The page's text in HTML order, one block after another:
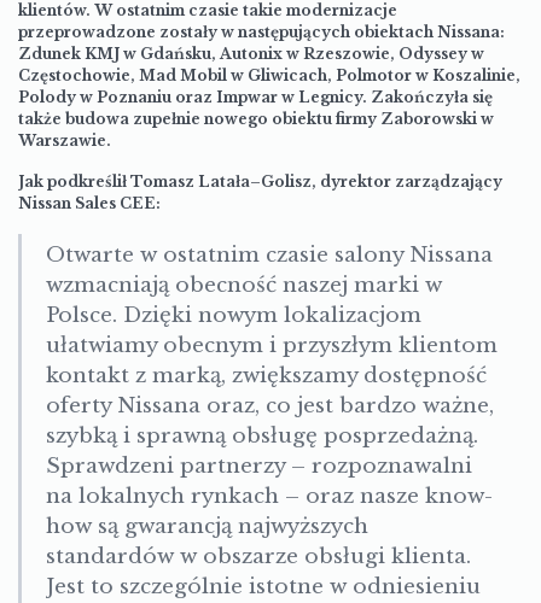
klientów. W ostatnim czasie takie modernizacje
przeprowadzone zostały w następujących obiektach Nissana:
Zdunek KMJ w Gdańsku, Autonix w Rzeszowie, Odyssey w
Częstochowie, Mad Mobil w Gliwicach, Polmotor w Koszalinie,
Polody w Poznaniu oraz Impwar w Legnicy. Zakończyła się
także budowa zupełnie nowego obiektu firmy Zaborowski w
Warszawie.
Jak podkreślił Tomasz Latała–Golisz, dyrektor zarządzający
Nissan Sales CEE:
Otwarte w ostatnim czasie salony Nissana
wzmacniają obecność naszej marki w
Polsce. Dzięki nowym lokalizacjom
ułatwiamy obecnym i przyszłym klientom
kontakt z marką, zwiększamy dostępność
oferty Nissana oraz, co jest bardzo ważne,
szybką i sprawną obsługę posprzedażną.
Sprawdzeni partnerzy – rozpoznawalni
na lokalnych rynkach – oraz nasze know-
how są gwarancją najwyższych
standardów w obszarze obsługi klienta.
Jest to szczególnie istotne w odniesieniu